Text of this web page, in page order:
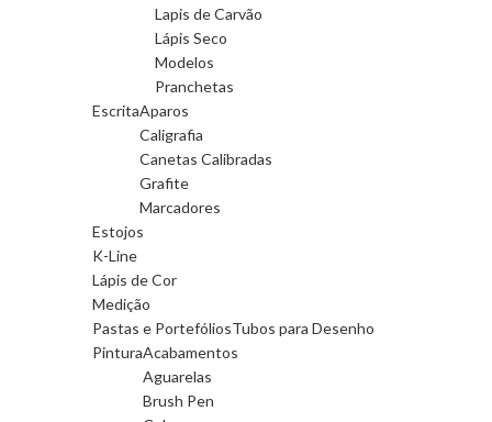
Lapis de Carvão
Lápis Seco
Modelos
Pranchetas
EscritaAparos
Caligrafia
Canetas Calibradas
Grafite
Marcadores
Estojos
K-Line
Lápis de Cor
Medição
Pastas e PortefóliosTubos para Desenho
PinturaAcabamentos
Aguarelas
Brush Pen